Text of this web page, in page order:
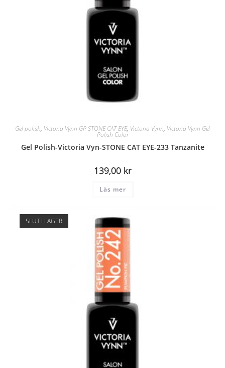
Gel polish, Victoria Vynn GP STONE CAT EYE, Victoria Vynn, Victoria Vynn Gel
Polish Color
Gel Polish-Victoria Vyn-STONE CAT EYE-233 Tanzanite
139,00 kr
Läs mer
SLUT I LAGER